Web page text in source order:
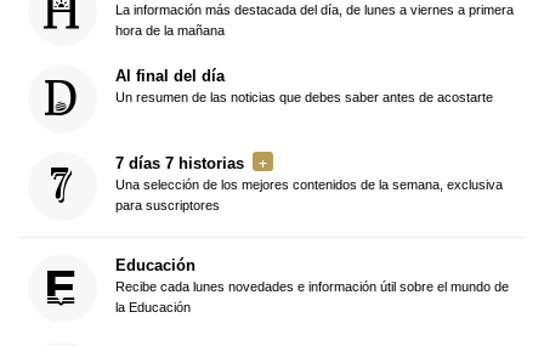
La información más destacada del día, de lunes a viernes a primera
hora de la mañana
Al final del día
Un resumen de las noticias que debes saber antes de acostarte
7 días 7 historias
Una selección de los mejores contenidos de la semana, exclusiva
para suscriptores
Educación
Recibe cada lunes novedades e información útil sobre el mundo de
la Educación